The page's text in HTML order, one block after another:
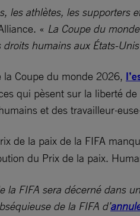
les athlètes, les
« La Coupe du
humains aux États-
la Coupe du monde 2026,
qui pèsent sur la liberté
et des
de la paix de la FIFA
du Prix de la paix.
la FIFA sera décerné dans
de la FIFA d’